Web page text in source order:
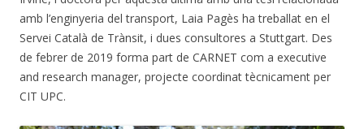
amb l’enginyeria del transport, Laia Pagès ha treballat en el
Servei Català de Trànsit, i dues consultores a Stuttgart. Des
de febrer de 2019 forma part de CARNET com a executive
and research manager, projecte coordinat tècnicament per
CIT UPC.